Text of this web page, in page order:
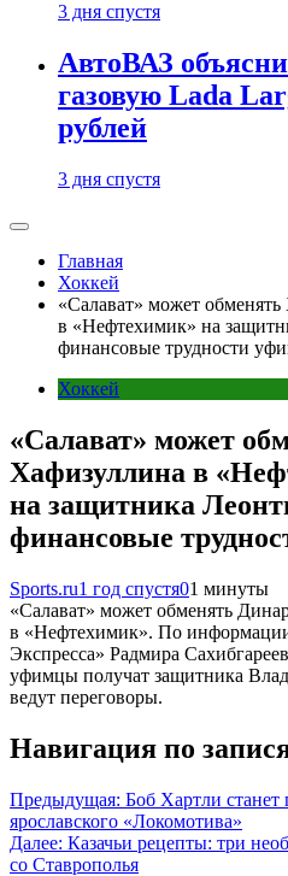
3 дня спустя
АвтоВАЗ
газовую Lada
рублей
3 дня спустя
Главная
Хоккей
«Салават» может
в «Нефтехимик» на
финансовые трудности
Хоккей
«Салават» может
Хафизуллина в
на защитника
финансовые
Sports.ru1 год спустя01 минуты
«Салават» может обменять
в «Нефтехимик». По
Экспресса» Радмира
уфимцы получат защитника
ведут переговоры.
Навигация по
Предыдущая: Боб Хартли
ярославского «Локомотива»
Далее: Казачьи рецепты: три
со Ставрополья